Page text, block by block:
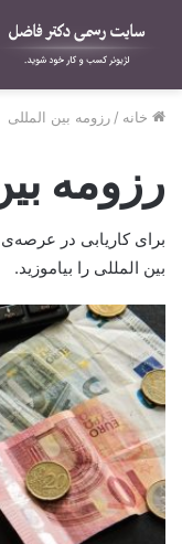
خانه / رزومه بین المللی
رزومه
برای کاریابی در
بین المللی را بیاموزید.